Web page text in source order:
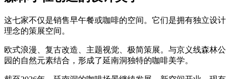
这七家不仅是销售早午餐或咖啡的空间。它们是拥有独立设计
理念的策展空间。
欧式浪漫、复古改造、主题视觉、极简策展。与京义线森林公
园的自然元素结合，形成了延南洞独特的咖啡美学。